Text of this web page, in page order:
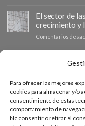
Para ofrecer las mejores
cookies para almacenar y/o
consentimiento de estas
comportamiento de
No consentir o retirar el
El sector de
crecimiento y
Comentarios
PRESUPUESTO A
Si necesitas ventanas
presupuesto a
de presupuesto.